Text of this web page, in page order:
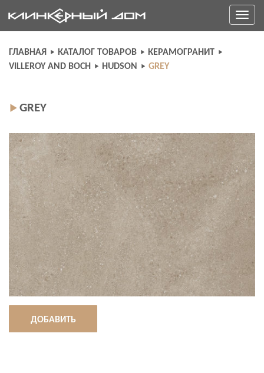
to
content
Toggle
ГЛАВНАЯ КАТАЛОГ ТОВАРОВ
КЕРАМОГРАНИТ
VILLEROY AND BOCH
HUDSON GREY
GREY
ДОБАВИТЬ